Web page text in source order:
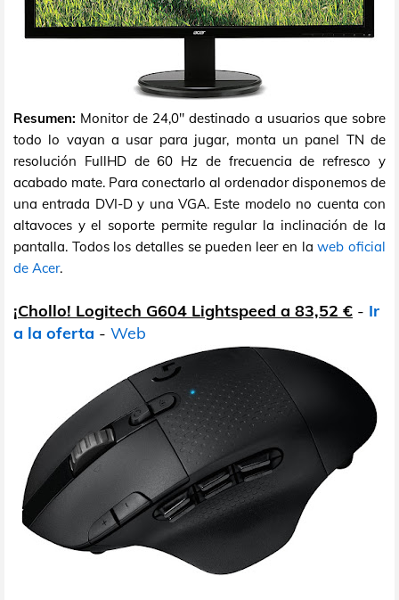
Resumen: Monitor de 24,0" destinado a usuarios que sobre
todo lo vayan a usar para jugar, monta un panel TN de
resolución FullHD de 60 Hz de frecuencia de refresco y
acabado mate. Para conectarlo al ordenador disponemos de
una entrada DVI-D y una VGA. Este modelo no cuenta con
altavoces y el soporte permite regular la inclinación de la
pantalla. Todos los detalles se pueden leer en laweb oficial
de Acer.
¡Chollo! Logitech G604 Lightspeed a 83,52 € - Ir
a la oferta - Web